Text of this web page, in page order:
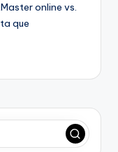
online vs.
que